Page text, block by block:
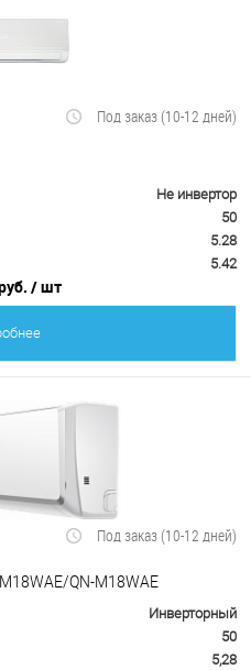
Под заказ (10-12 дней)
Не инвертор
50
5.28
5.42
/ шт
Под заказ (10-12 дней)
QN-M18WAE
Инверторный
50
5,28